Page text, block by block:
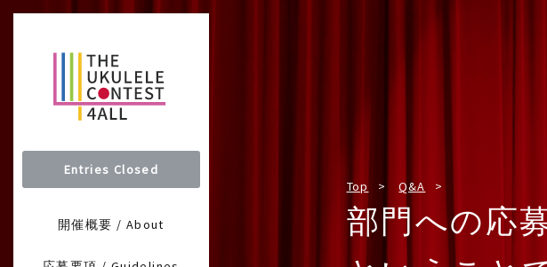
Entries Closed
開催概要 / About
Top Q&A
部門への応